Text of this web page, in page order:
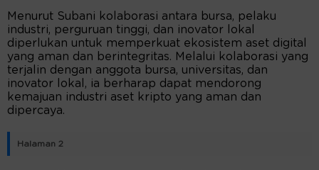
Menurut Subani kolaborasi antara bursa, pelaku
industri, perguruan tinggi, dan inovator lokal
diperlukan untuk memperkuat ekosistem aset digital
yang aman dan berintegritas. Melalui kolaborasi yang
terjalin dengan anggota bursa, universitas, dan
inovator lokal, ia berharap dapat mendorong
kemajuan industri aset kripto yang aman dan
dipercaya.
Halaman 2